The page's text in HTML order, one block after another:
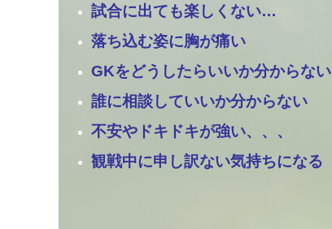
試合に出ても楽しくない…
落ち込む姿に胸が痛い
GKをどうしたらいいか分からない
誰に相談していいか分からない
不安やドキドキが強い、、、
観戦中に申し訳ない気持ちになる